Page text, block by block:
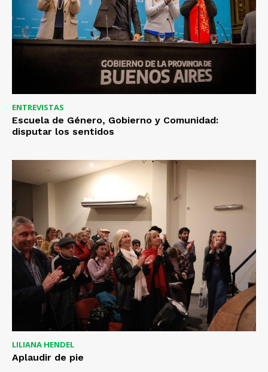
ENTREVISTAS
Escuela de Género, Gobierno y Comunidad:
disputar los sentidos
LILIANA HENDEL
Aplaudir de pie